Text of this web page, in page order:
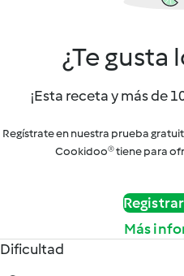
¿Te gusta
¡Esta receta y más de
Regístrate en nuestra prueba
Cookidoo® tiene para
Más
Dificultad